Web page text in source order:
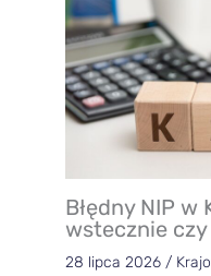
Błędny NIP w
wstecznie
28 lipca 2026 /